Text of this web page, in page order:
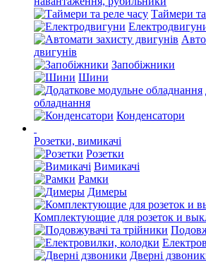
Таймери
двигунів
Запобіжники
Шини
обладнання
Конденсатори
Розетки, вимикачі
Розетки
Вимикачі
Рамки
Димеры
Комплектующие для розеток и
Дверні